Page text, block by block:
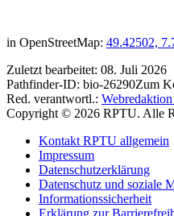
in OpenStreetMap: 49.42502,
Zuletzt bearbeitet: 08. Juli 2026
Pathfinder-ID: bio-26290Zum
Red. verantwortl.:
Copyright © 2026 RPTU. Alle
Kontakt RPTU allgemein
Impressum
Datenschutzerklärung
Datenschutz und soziale
Informationssicherheit
Erklärung zur